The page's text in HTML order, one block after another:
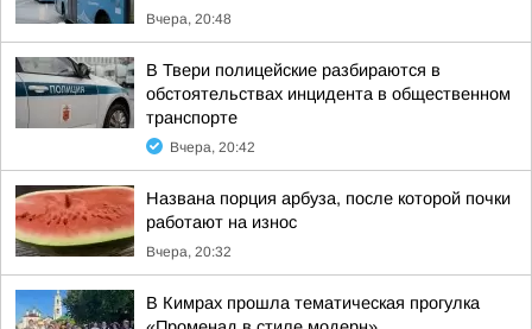
Вчера, 20:48
В Твери полицейские разбираются в
обстоятельствах инцидента в общественном
транспорте
Вчера, 20:42
Названа порция арбуза, после которой почки
работают на износ
Вчера, 20:32
В Кимрах прошла тематическая прогулка